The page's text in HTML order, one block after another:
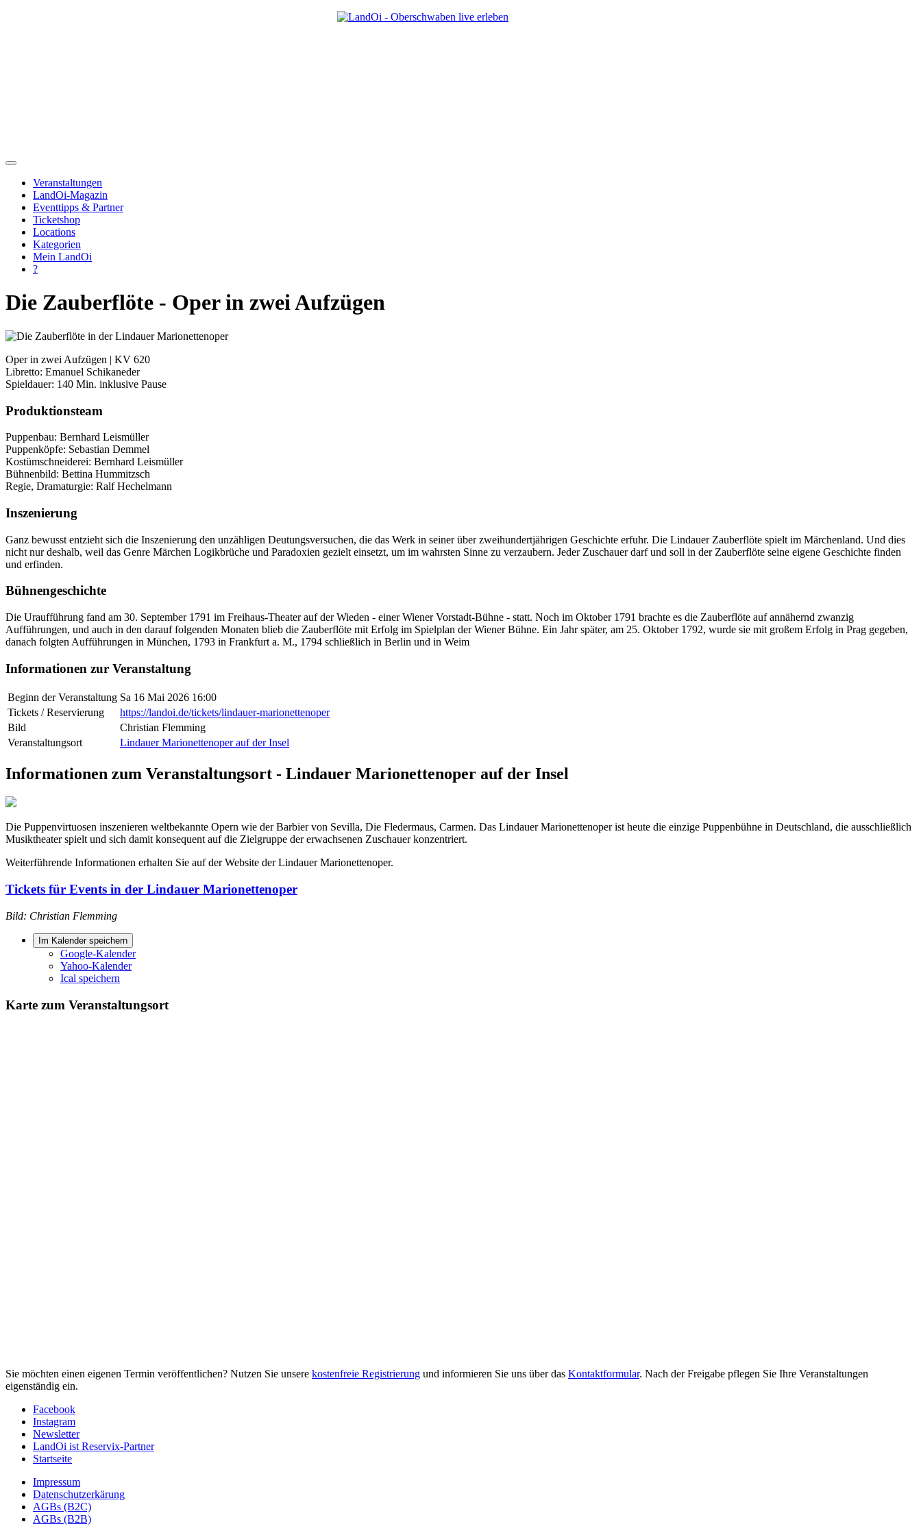
Veranstaltungen
LandOi-Magazin
Eventtipps & Partner
Ticketshop
Locations
Kategorien
Mein LandOi
?
Die Zauberflöte - Oper in zwei Aufzügen
Oper in zwei Aufzügen | KV 620
Libretto: Emanuel Schikaneder
Spieldauer: 140 Min. inklusive Pause
Produktionsteam
Puppenbau: Bernhard Leismüller
Puppenköpfe: Sebastian Demmel
Kostümschneiderei: Bernhard Leismüller
Bühnenbild: Bettina Hummitzsch
Regie, Dramaturgie: Ralf Hechelmann
Inszenierung
Ganz bewusst entzieht sich die Inszenierung den unzähligen Deutungsversuchen, die das Werk in seiner über zweihundertjährigen Geschichte erfuhr. Die Lindauer Zauberflöte spielt im Märchenland. Und dies
nicht nur deshalb, weil das Genre Märchen Logikbrüche und Paradoxien gezielt einsetzt, um im wahrsten Sinne zu verzaubern. Jeder Zuschauer darf und soll in der Zauberflöte seine eigene Geschichte finden
und erfinden.
Bühnengeschichte
Die Uraufführung fand am 30. September 1791 im Freihaus-Theater auf der Wieden - einer Wiener Vorstadt-Bühne - statt. Noch im Oktober 1791 brachte es die Zauberflöte auf annähernd zwanzig
Aufführungen, und auch in den darauf folgenden Monaten blieb die Zauberflöte mit Erfolg im Spielplan der Wiener Bühne. Ein Jahr später, am 25. Oktober 1792, wurde sie mit großem Erfolg in Prag gegeben,
danach folgten Aufführungen in München, 1793 in Frankfurt a. M., 1794 schließlich in Berlin und in Weim
Informationen zur Veranstaltung
Beginn der Veranstaltung Sa 16 Mai 2026 16:00
Tickets / Reservierung
https://landoi.de/tickets/lindauer-marionettenoper
Bild
Christian Flemming
Veranstaltungsort
Lindauer Marionettenoper auf der Insel
Informationen zum Veranstaltungsort - Lindauer Marionettenoper auf der Insel
Die Puppenvirtuosen inszenieren weltbekannte Opern wie der Barbier von Sevilla, Die Fledermaus, Carmen. Das Lindauer Marionettenoper ist heute die einzige Puppenbühne in Deutschland, die ausschließlich
Musiktheater spielt und sich damit konsequent auf die Zielgruppe der erwachsenen Zuschauer konzentriert.
Weiterführende Informationen erhalten Sie auf der Website der Lindauer Marionettenoper.
Tickets für Events in der Lindauer Marionettenoper
Bild: Christian Flemming
Im Kalender speichern
Google-Kalender
Yahoo-Kalender
Ical speichern
Karte zum Veranstaltungsort
Sie möchten einen eigenen Termin veröffentlichen? Nutzen Sie unsere kostenfreie Registrierung und informieren Sie uns über das Kontaktformular. Nach der Freigabe pflegen Sie Ihre Veranstaltungen
eigenständig ein.
Facebook
Instagram
Newsletter
LandOi ist Reservix-Partner
Startseite
Impressum
Datenschutzerkärung
AGBs (B2C)
AGBs (B2B)